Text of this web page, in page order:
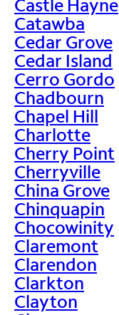
Castle Hayne
Catawba
Cedar Grove
Cedar Island
Cerro Gordo
Chadbourn
Chapel Hill
Charlotte
Cherry Point
Cherryville
China Grove
Chinquapin
Chocowinity
Claremont
Clarendon
Clarkton
Clayton